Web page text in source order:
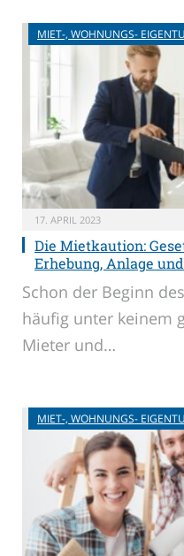
MIET-, WOHNUNGS-
17. APRIL 2023
Die Mietkaution:
Erhebung, Anlage
Schon der Beginn
häufig unter keinem
Mieter und…
MIET-, WOHNUNGS-